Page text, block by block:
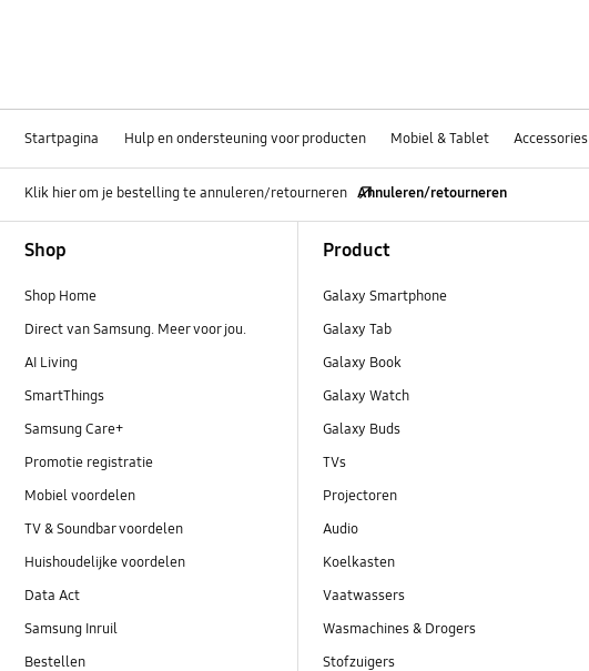
Startpagina Hulp en ondersteuning voor producten Mobiel & Tablet Accessories
Klik hier om je bestelling te annuleren/retourneren Annuleren/retourneren
Shop
Shop Home
Direct van Samsung. Meer voor jou.
AI Living
SmartThings
Samsung Care+
Promotie registratie
Mobiel voordelen
TV & Soundbar voordelen
Huishoudelijke voordelen
Data Act
Samsung Inruil
Bestellen
Product
Galaxy Smartphone
Galaxy Tab
Galaxy Book
Galaxy Watch
Galaxy Buds
TVs
Projectoren
Audio
Koelkasten
Vaatwassers
Wasmachines & Drogers
Stofzuigers